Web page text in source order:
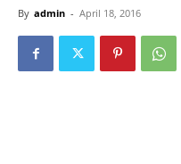
By admin - April 18, 2016